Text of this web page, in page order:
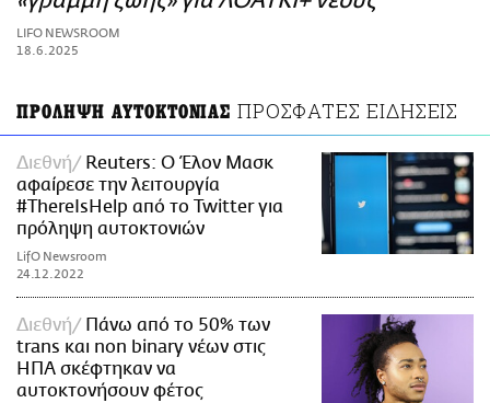
ΑΜΠΑ
PRINT
LIFO NEWSROOM
18.6.2025
ΠΡΟΛΗΨΗ ΑΥΤΟΚΤΟΝΙΑΣ ΠΡΟΣΦΑΤΕΣ ΕΙΔΗΣΕΙΣ
Διεθνή
Reuters: Ο Έλον Μασκ
αφαίρεσε την λειτουργία
#ThereIsHelp από το Twitter για
πρόληψη αυτοκτονιών
LifO Newsroom
24.12.2022
Διεθνή
Πάνω από το 50% των
trans και non binary νέων στις
ΗΠΑ σκέφτηκαν να
αυτοκτονήσουν φέτος